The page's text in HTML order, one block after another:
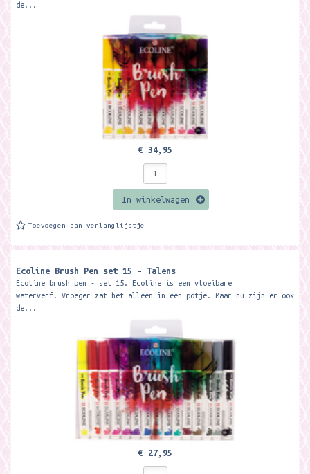
de...
€ 34,95
In winkelwagen
Toevoegen aan verlanglijstje
Ecoline Brush Pen set 15 - Talens
Ecoline brush pen - set 15. Ecoline is een vloeibare
waterverf. Vroeger zat het alleen in een potje. Maar nu zijn er ook
de...
€ 27,95